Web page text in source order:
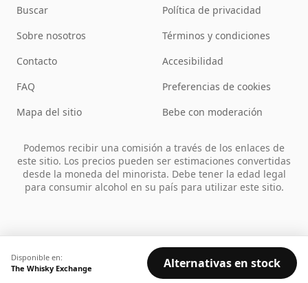
Disponible en:
The Whisky Exchange
Alternativas en stock
Buscar
Sobre nosotros
Contacto
FAQ
Mapa del sitio
Política de privacidad
Términos y condiciones
Accesibilidad
Preferencias de cookies
Bebe con moderación
Podemos recibir una comisión a través de los enlaces de
este sitio. Los precios pueden ser estimaciones convertidas
desde la moneda del minorista. Debe tener la edad legal
para consumir alcohol en su país para utilizar este sitio.